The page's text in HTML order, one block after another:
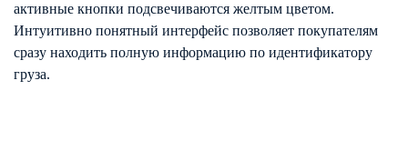
активные кнопки подсвечиваются желтым цветом.
Интуитивно понятный интерфейс позволяет покупателям
сразу находить полную информацию по идентификатору
груза.